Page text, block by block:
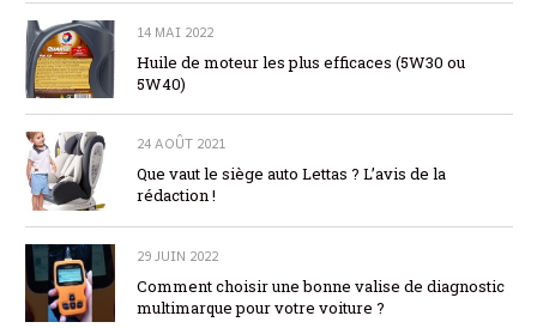
14 MAI 2022
Huile de moteur les plus efficaces (5W30 ou
5W40)
24 AOÛT 2021
Que vaut le siège auto Lettas ? L’avis de la
rédaction !
29 JUIN 2022
Comment choisir une bonne valise de diagnostic
multimarque pour votre voiture ?